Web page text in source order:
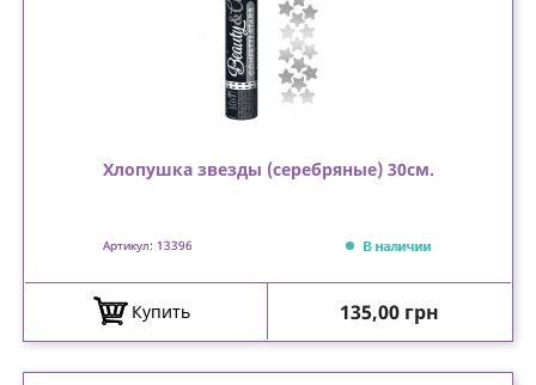
Хлопушка звезды (серебряные) 30см.
Артикул: 13396 В наличии
Купить Цена
135,00 грн